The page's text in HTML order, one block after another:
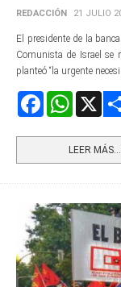
REDACCIÓN 21 JULIO
El presidente de la
Comunista de Israel se
planteó “la urgente
FacebookWhatsApp
LEER